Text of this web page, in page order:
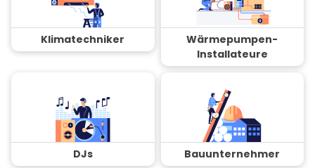
Klimatechniker
Wärmepumpen-
Installateure
DJs Bauunternehmer